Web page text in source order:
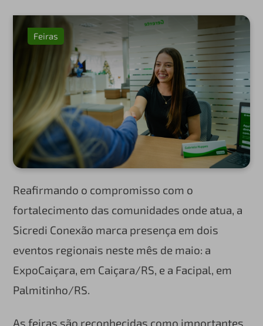
Feiras
Reafirmando o compromisso com o
fortalecimento das comunidades onde atua, a
Sicredi Conexão marca presença em dois
eventos regionais neste mês de maio: a
ExpoCaiçara, em Caiçara/RS, e a Facipal, em
Palmitinho/RS.
As feiras são reconhecidas como importantes